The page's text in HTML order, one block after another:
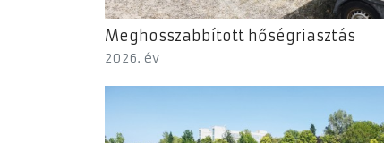
Meghosszabbított hőségriasztás
2026. év